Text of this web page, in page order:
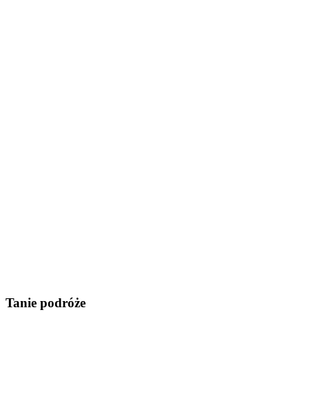
Tanie podróże